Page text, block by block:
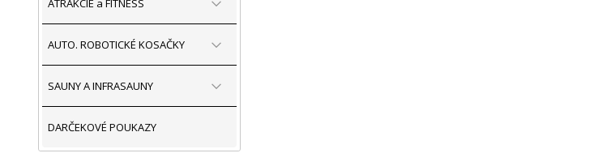
ATRAKCIE a FITNESS
AUTO. ROBOTICKÉ KOSAČKY
SAUNY A INFRASAUNY
DARČEKOVÉ POUKAZY